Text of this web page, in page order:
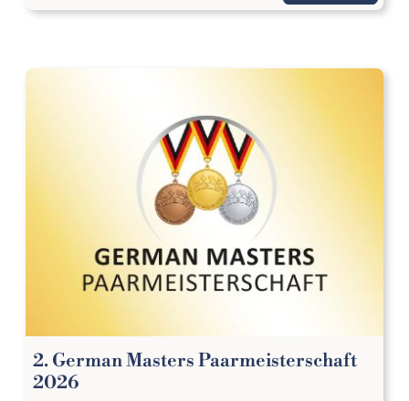
2. German Masters Paarmeisterschaft
2026